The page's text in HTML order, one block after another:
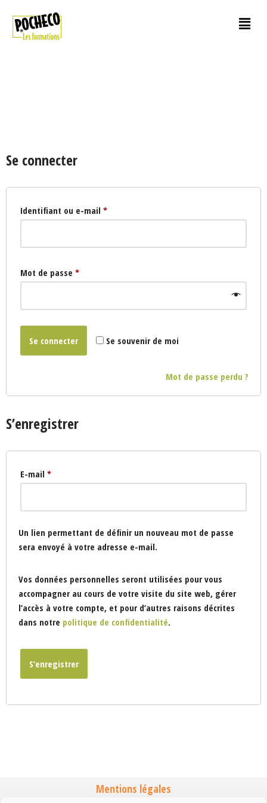
Aller
Se connecter
Identifiant ou e-mail *
Mot de passe *
Se souvenir de moi
Se connecter
Mot de passe perdu ?
S’enregistrer
E-mail *
Un lien permettant de définir un nouveau mot de passe
sera envoyé à votre adresse e-mail.
Vos données personnelles seront utilisées pour vous
accompagner au cours de votre visite du site web, gérer
l’accès à votre compte, et pour d’autres raisons décrites
dans notre politique de confidentialité.
S’enregistrer
Mentions légales